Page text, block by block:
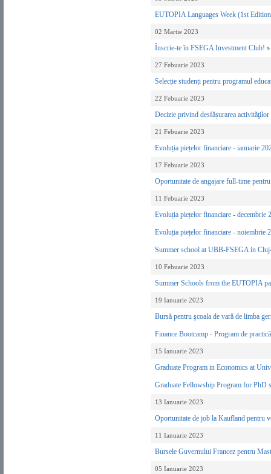
EUTOPIA Languages Week (1st
02 Martie 2023
Înscrie-te în FSEGA Investment Club!
27 Febuarie 2023
Selecție studenți pentru programul
22 Febuarie 2023
Decizie privind desfășurarea
21 Febuarie 2023
Evoluția piețelor financiare - ianuarie
17 Febuarie 2023
Oportunitate de angajare full-time
11 Febuarie 2023
Evoluția piețelor financiare - decembrie
Evoluția piețelor financiare - noiembrie
Summer school at UBB-FSEGA in
10 Febuarie 2023
Summer Schools from the EUTOPIA
19 Ianuarie 2023
Bursă pentru şcoala de vară de limba
Finance Bootcamp - Program de
15 Ianuarie 2023
Graduate Program in Economics at
Graduate Fellowship Program for PhD
13 Ianuarie 2023
Oportunitate de job la Kaufland pentru
11 Ianuarie 2023
Bursele Guvernului Francez pentru
05 Ianuarie 2023